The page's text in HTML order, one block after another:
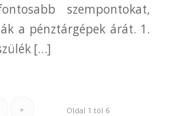
szempontokat,
a pénztárgépek árát. 1.
[…]
Oldal 1 tól 6
»